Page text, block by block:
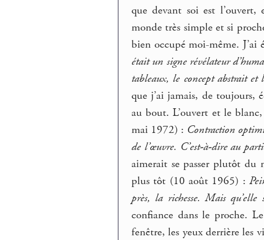
que devant soi est l’ouvert,
monde très simple et si
bien occupé moi-même.
était un signe révélateur
tableaux, le concept abstrait et
que j’ai jamais, de toujours,
au bout. L’ouvert et le
mai 1972) : Contraction
de l’œuvre. C’est-à-dire au
aimerait se passer plutôt du
plus tôt (10 août 1965) :
près, la richesse. Mais qu’elle
confiance dans le proche.
fenêtre, les yeux derrière les